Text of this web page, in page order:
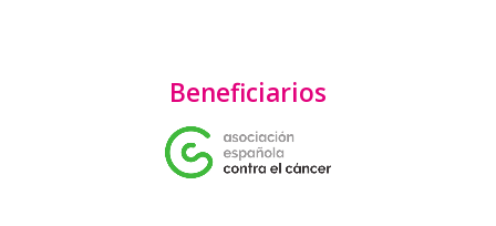
Beneficiarios